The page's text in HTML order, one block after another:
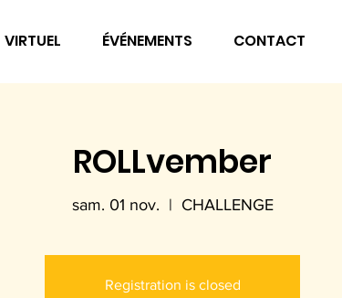
VIRTUEL ÉVÉNEMENTS CONTACT
ROLLvember
sam. 01 nov.
  |
CHALLENGE
Registration is closed